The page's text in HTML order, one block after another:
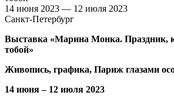
14 июня 2023 — 12 июля 2023
Санкт-Петербург
Выставка «Марина Монка. Праздник,
тобой»
Живопись, графика, Париж глазами
14 июня – 12 июля 2023